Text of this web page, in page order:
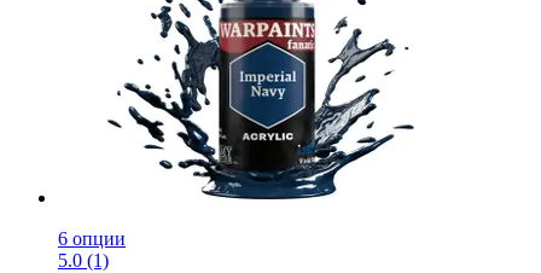
6 опции
5.0 (1)